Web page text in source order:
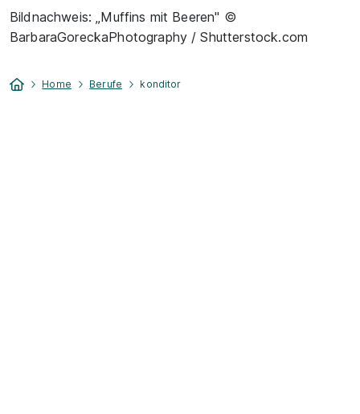
Bildnachweis: „Muffins mit Beeren" ©
BarbaraGoreckaPhotography / Shutterstock.com
Home Berufe konditor